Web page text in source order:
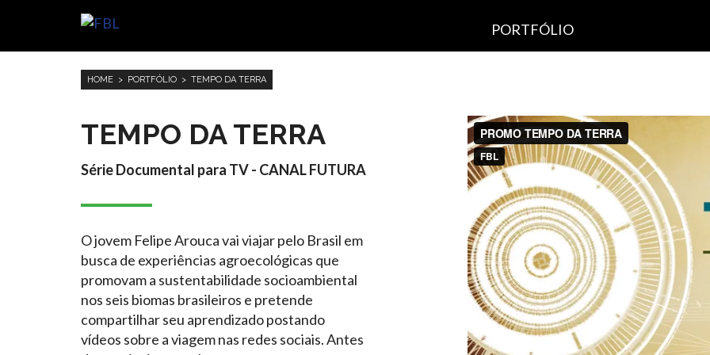
PORTFÓLIO
A PRODUTORA
PORTFÓLIO
CURIOSIDADES
CONTATO
HOME > PORTFÓLIO > TEMPO DA TERRA
TEMPO DA TERRA
Série Documental para TV - CANAL FUTURA
O jovem Felipe Arouca vai viajar pelo Brasil em
busca de experiências agroecológicas que
promovam a sustentabilidade socioambiental
nos seis biomas brasileiros e pretende
compartilhar seu aprendizado postando
vídeos sobre a viagem nas redes sociais. Antes